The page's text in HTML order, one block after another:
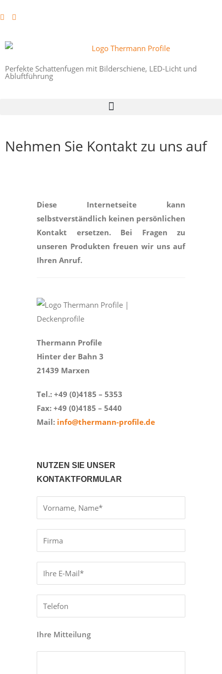
Perfekte Schattenfugen mit Bilderschiene, LED-Licht und
Abluftführung
Nehmen Sie Kontakt zu uns auf
Diese Internetseite kann
selbstverständlich keinen persönlichen
Kontakt ersetzen. Bei Fragen zu
unseren Produkten freuen wir uns auf
Ihren Anruf.
Thermann Profile
Hinter der Bahn 3
21439 Marxen
Tel.: +49 (0)4185 – 5353
Fax: +49 (0)4185 – 5440
Mail: info@thermann-profile.de
NUTZEN SIE UNSER
KONTAKTFORMULAR
Ihre Mitteilung